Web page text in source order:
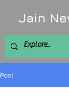
Jain
Post